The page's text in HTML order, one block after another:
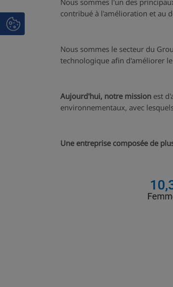
Nous sommes l'un des
contribué à l'amélioration et au
Nous sommes le secteur du
technologique afin d'améliorer
Aujourd'hui, notre mission est
environnementaux, avec
Une entreprise composée de